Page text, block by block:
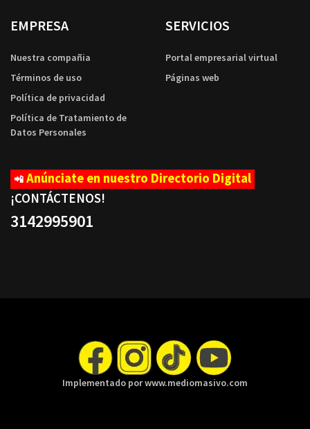
EMPRESA
Nuestra compañia
Términos de uso
Política de privacidad
Política de Tratamiento de
Datos Personales
SERVICIOS
Portal empresarial virtual
Páginas web
📲 Anúnciate en nuestro Directorio Digital
¡CONTÁCTENOS!
3142995901
Implementado por www.mediomasivo.com